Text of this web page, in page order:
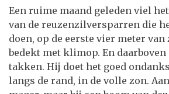
Een ruime maand geleden viel
van de reuzenzilversparren die
doen, op de eerste vier meter
bedekt met klimop. En
takken. Hij doet het goed
langs de rand, in de volle zon.